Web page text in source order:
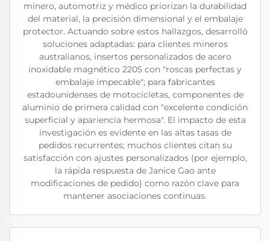
minero, automotriz y médico priorizan la durabilidad
del material, la precisión dimensional y el embalaje
protector. Actuando sobre estos hallazgos, desarrolló
soluciones adaptadas: para clientes mineros
australianos, insertos personalizados de acero
inoxidable magnético 2205 con "roscas perfectas y
embalaje impecable"; para fabricantes
estadounidenses de motocicletas, componentes de
aluminio de primera calidad con "excelente condición
superficial y apariencia hermosa". El impacto de esta
investigación es evidente en las altas tasas de
pedidos recurrentes; muchos clientes citan su
satisfacción con ajustes personalizados (por ejemplo,
la rápida respuesta de Janice Gao ante
modificaciones de pedido) como razón clave para
mantener asociaciones continuas.